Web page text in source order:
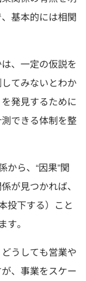
基本的には相関
、一定の仮説を
てみないとわか
発見するために
できる体制を整
から、“因果”関
が見つかれば、
投下する）こと
す。
うしても営業や
、事業をスケー